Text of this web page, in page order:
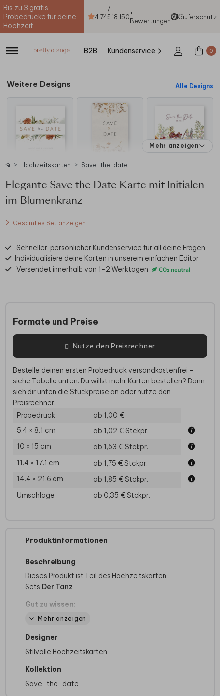
Bis zu 3 gratis
Probedrucke für deine
Hochzeit
4.74
/
5
-
18.150+
Bewertungen
Käuferschutz
B2B Kundenservice 0
Weitere Designs Alle Designs
Mehr anzeigen
Hochzeitskarten Save-the-date
Elegante Save the Date Karte mit Initialen
im Blumenkranz
Gesamtes Set anzeigen
Schneller, persönlicher Kundenservice für all deine Fragen
Individualisiere deine Karten in unserem einfachen Editor
Versendet innerhalb von 1-2 Werktagen
Formate und Preise
Nutze den Preisrechner
Bestelle deinen ersten Probedruck versandkostenfrei –
siehe Tabelle unten. Du willst mehr Karten bestellen? Dann
sieh dir unten die Stückpreise an oder nutze den
Preisrechner.
Probedruck
ab 1,00 €
5.4 × 8.1 cm
ab 1,02 €Stckpr.
10 × 15 cm
ab 1,53 €Stckpr.
11.4 × 17.1 cm
ab 1,75 €Stckpr.
14.4 × 21.6 cm
ab 1,85 €Stckpr.
Umschläge
ab 0,35 €Stckpr.
Produktinformationen
Beschreibung
Dieses Produkt ist Teil des Hochzeitskarten-
Sets Der Tanz
Gut zu wissen:
Kraftpapier ist sehr saugfähig, daher wird
Transparente Bereiche von PNG Dateien
werden weiß eingefärbt. Verwende deshalb
Möglicherweise sind aufgrund des
Dateiformats bestimmte Abbildungen des
Mehr anzeigen
Designer
Stilvolle Hochzeitskarten
Kollektion
Save-the-date